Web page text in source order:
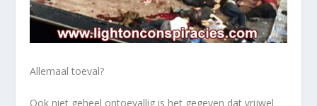
Allemaal toeval?
Ook niet geheel ontoevallig is het gegeven dat vrijwel